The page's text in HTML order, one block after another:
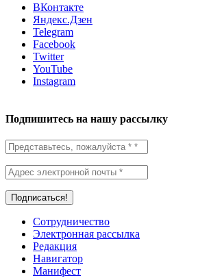
ВКонтакте
Яндекс.Дзен
Telegram
Facebook
Twitter
YouTube
Instagram
Подпишитесь на нашу рассылку
Сотрудничество
Электронная рассылка
Редакция
Навигатор
Манифест